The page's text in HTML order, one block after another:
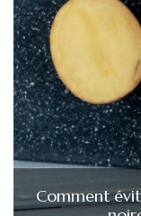
Comment